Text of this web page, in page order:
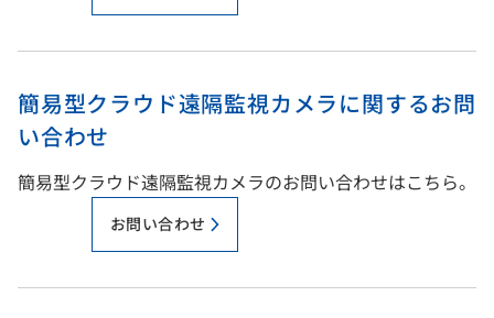
簡易型クラウド遠隔監視カメラに関するお問
い合わせ
簡易型クラウド遠隔監視カメラのお問い合わせはこちら。
お問い合わせ